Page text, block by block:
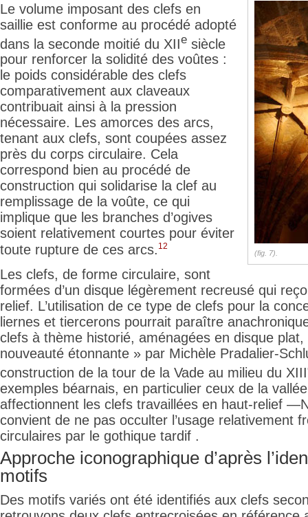
(fig. 7).
Le volume imposant des clefs en
saillie est conforme au procédé adopté
dans la seconde moitié du XIIe siècle
pour renforcer la solidité des voûtes :
le poids considérable des clefs
comparativement aux claveaux
contribuait ainsi à la pression
nécessaire. Les amorces des arcs,
tenant aux clefs, sont coupées assez
près du corps circulaire. Cela
correspond bien au procédé de
construction qui solidarise la clef au
remplissage de la voûte, ce qui
implique que les branches d’ogives
soient relativement courtes pour éviter
toute rupture de ces arcs. 12
Les clefs, de forme circulaire, sont
formées d’un disque légèrement recreusé qui
relief. L’utilisation de ce type de clefs pour la
liernes et tiercerons pourrait paraître
clefs à thème historié, aménagées en disque
nouveauté étonnante » par Michèle Pradalier-
construction de la tour de la Vade au milieu du XIII
exemples béarnais, en particulier ceux de la vallée
affectionnent les clefs travaillées en haut-relief
convient de ne pas occulter l’usage relativement
circulaires par le gothique tardif .
Approche iconographique d’après
motifs
Des motifs variés ont été identifiés aux clefs